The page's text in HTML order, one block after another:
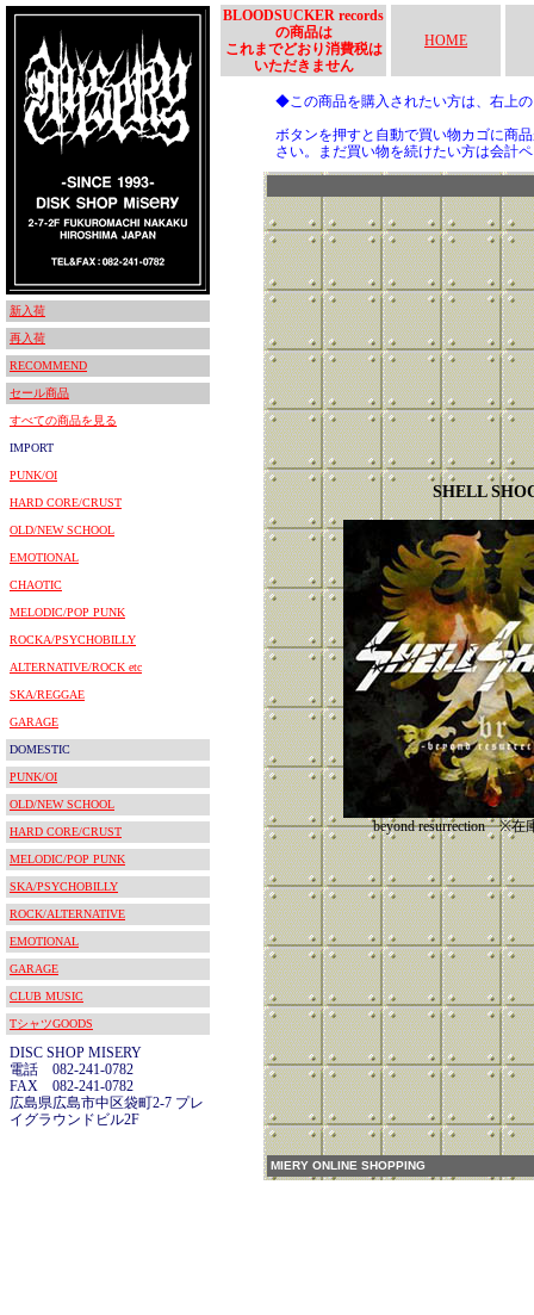
新入荷
再入荷
RECOMMEND
セール商品
すべての商品を見る
IMPORT
PUNK/OI
HARD CORE/CRUST
OLD/NEW SCHOOL
EMOTIONAL
CHAOTIC
MELODIC/POP PUNK
ROCKA/PSYCHOBILLY
ALTERNATIVE/ROCK etc
SKA/REGGAE
GARAGE
DOMESTIC
PUNK/OI
OLD/NEW SCHOOL
HARD CORE/CRUST
MELODIC/POP PUNK
SKA/PSYCHOBILLY
ROCK/ALTERNATIVE
EMOTIONAL
GARAGE
CLUB MUSIC
TシャツGOODS
DISC SHOP MISERY
電話 082-241-0782
FAX 082-241-0782
広島県広島市中区袋町2-7 プレ
イグラウンドビル2F
BLOODSUCKER records
の商品は
これまでどおり消費税は
いただきません
HOME
◆この商品を購入されたい方は、右上
ボタンを押すと自動で買い物カゴに商
さい。まだ買い物を続けたい方は会計
SHELL
beyond resurrection ※在
MIERY ONLINE SHOPPING